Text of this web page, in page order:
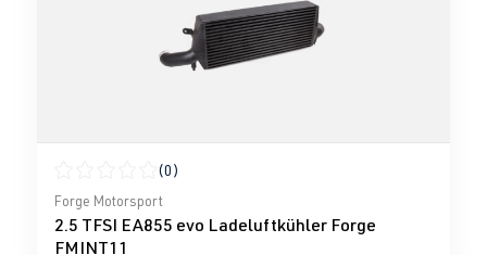
Durchschnittliche Bewertung von 0 von 5 Sternen
(0)
Forge Motorsport
2.5 TFSI EA855 evo Ladeluftkühler Forge
FMINT11